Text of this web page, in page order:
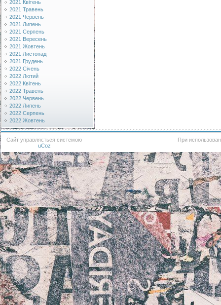
2021 Квітень
2021 Травень
2021 Червень
2021 Липень
2021 Серпень
2021 Вересень
2021 Жовтень
2021 Листопад
2021 Грудень
2022 Січень
2022 Лютий
2022 Квітень
2022 Травень
2022 Червень
2022 Липень
2022 Серпень
2022 Жовтень
Сайт управляється системою
uCoz
При